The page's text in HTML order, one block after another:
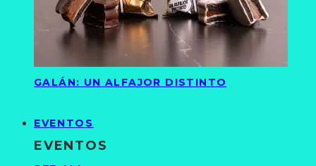
GALÁN: UN ALFAJOR DISTINTO
EVENTOS
EVENTOS